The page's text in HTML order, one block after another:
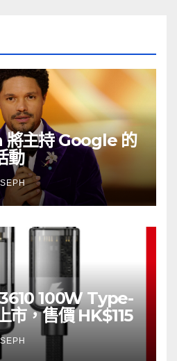
主持 Google 的
動
100W Type-
市，售價 HK$115